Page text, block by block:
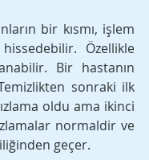
bir kısmı, işlem
Özellikle
Bir hastanın
sonraki ilk
oldu ama ikinci
normaldir ve
geçer.